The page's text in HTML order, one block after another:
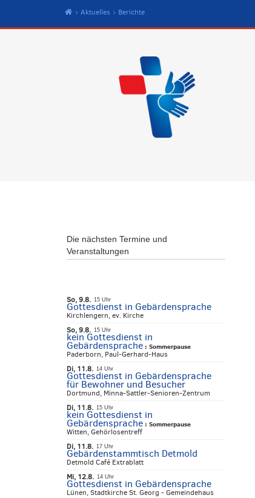
Start
Aktuelles Berichte
Die nächsten Termine und
Veranstaltungen
So, 9.8. 15 Uhr
Gottesdienst in Gebärdensprache
Kirchlengern, ev. Kirche
So, 9.8. 15 Uhr
kein Gottesdienst in
Gebärdensprache: Sommerpause
Paderborn, Paul-Gerhard-Haus
Di, 11.8. 14 Uhr
Gottesdienst in Gebärdensprache
für Bewohner und Besucher
Dortmund, Minna-Sattler-Senioren-Zentrum
Di, 11.8. 15 Uhr
kein Gottesdienst in
Gebärdensprache: Sommerpause
Witten, Gehörlosentreff
Di, 11.8. 17 Uhr
Gebärdenstammtisch Detmold
Detmold Café Extrablatt
Mi, 12.8. 14 Uhr
Gottesdienst in Gebärdensprache
Lünen, Stadtkirche St. Georg - Gemeindehaus